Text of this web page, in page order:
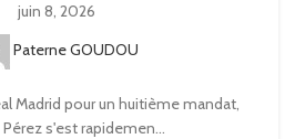
juin 8, 2026
Paterne GOUDOU
Madrid pour un huitième mandat,
s'est rapidemen...